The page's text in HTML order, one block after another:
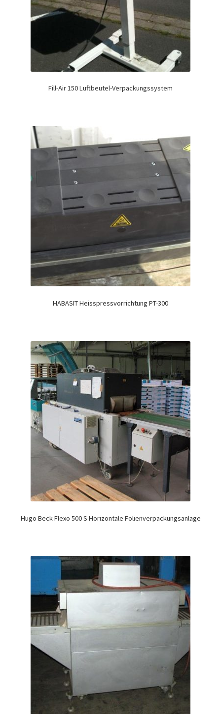
Fill-Air 150 Luftbeutel-Verpackungssystem
HABASIT Heisspressvorrichtung PT-300
Hugo Beck Flexo 500 S Horizontale Folienverpackungsanlage